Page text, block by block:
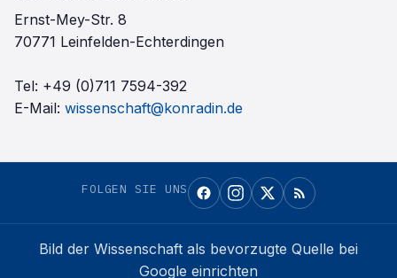
Ernst-Mey-Str. 8
70771 Leinfelden-Echterdingen
Tel: +49 (0)711 7594-392
E-Mail: wissenschaft@konradin.de
FOLGEN SIE UNS
Bild der Wissenschaft als bevorzugte Quelle bei
Google einrichten